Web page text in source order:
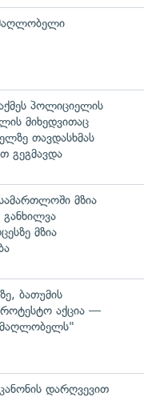
პოლიციელის
მიხედვითაც
თავდასხმას
გეგმავდა
მზია
მზია
ბათუმის
აქცია —
დარღვევით